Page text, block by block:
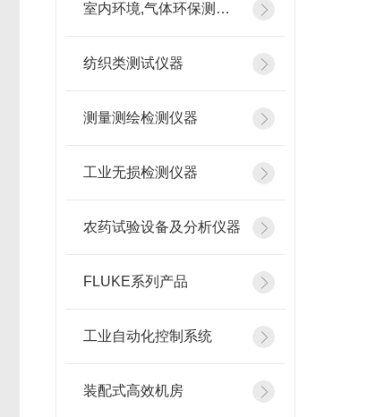
室内环境,气体环保测试仪器
纺织类测试仪器
测量测绘检测仪器
工业无损检测仪器
农药试验设备及分析仪器
FLUKE系列产品
工业自动化控制系统
装配式高效机房